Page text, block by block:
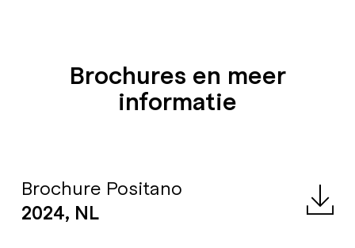
Brochures en meer
informatie
Brochure Positano
2024, NL